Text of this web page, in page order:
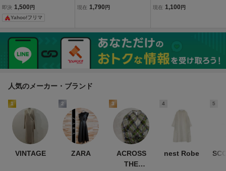
トロング丈 マーメイドシ
ルエット インディゴ
即決 1,500 円
Yahoo!フリマ
ダヴルトゥアール センソ
ディース
現在 1,790 円
ーナルスタンダード レリ
ス ライトベージュ 36 レ
ディース
現在 1,100 円
人気のメーカー・ブランド
1
VINTAGE
2
ZARA
3
ACROSS
THE
4
nest Robe
5